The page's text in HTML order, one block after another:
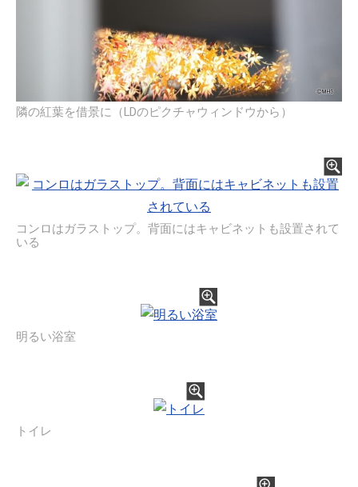
隣の紅葉を借景に（LDのピクチャウィンドウから）
コンロはガラストップ。背面にはキャビネットも設置されて
いる
明るい浴室
トイレ